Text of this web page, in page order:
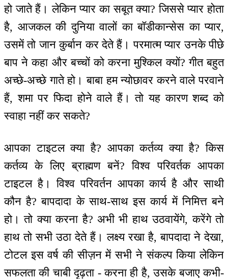
हो जाते हैं। लेकिन प्यार का सबूत क्या? जिससे प्यार होता
है, आजकल की दुनिया वालों का बॉडीकान्सेस का प्यार,
उसमें तो जान कुर्बान कर देते हैं। परमात्म प्यार उनके पीछे
बाप ने कहा और बच्चों को करना मुश्किल क्यों? गीत बहुत
अच्छे-अच्छे गाते हो। बाबा हम न्योछावर करने वाले परवाने
हैं, शमा पर फिदा होने वाले हैं। तो यह कारण शब्द को
स्वाहा नहीं कर सकते?
आपका टाइटल क्या है? आपका कर्तव्य क्या है? किस
कर्तव्य के लिए ब्राह्मण बनें? विश्व परिवर्तक आपका
टाइटल है। विश्व परिवर्तन आपका कार्य है और साथी
कौन है? बापदादा के साथ-साथ इस कार्य में निमित्त बने
हो। तो क्या करना है? अभी भी हाथ उठवायेंगे, करेंगे तो
हाथ तो सभी उठा देते हैं। लक्ष्य रखा है, बापदादा ने देखा,
टोटल इस वर्ष की सीज़न में सभी ने संकल्प किया लेकिन
सफलता की चाबी दृढ़ता - करना ही है, उसके बजाए कभी-